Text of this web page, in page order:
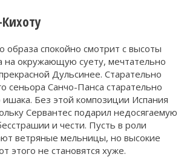
образа спокойно смотрит с высоты
на окружающую суету, мечтательно
Дульсинее. Старательно
сеньора Санчо-Панса старательно
ишака. Без этой композиции Испания
Сервантес подарил недосягаемую
и чести. Пусть в роли
ветряные мельницы, но высокие
этого не становятся хуже.